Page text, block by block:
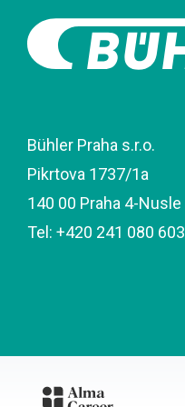
Bühler Praha s.r.o.
Pikrtova 1737/1a
140 00 Praha 4-Nusle
Tel: +420 241 080 603